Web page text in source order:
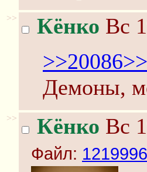
>> Кёнко Вс
>>20086
Демоны,
>> Кёнко Вс
Файл: